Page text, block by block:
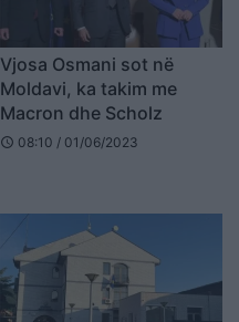
Vjosa Osmani sot në
Moldavi, ka takim me
Macron dhe Scholz
schedule 08:10 / 01/06/2023